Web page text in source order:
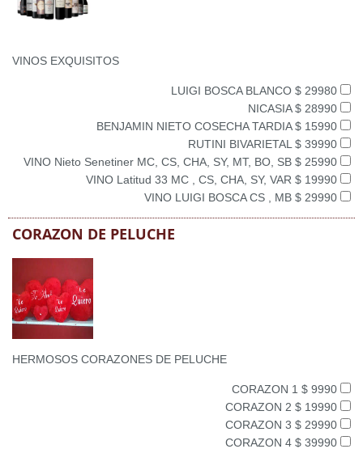
VINOS EXQUISITOS
LUIGI BOSCA BLANCO $ 29980
NICASIA $ 28990
BENJAMIN NIETO COSECHA TARDIA $ 15990
RUTINI BIVARIETAL $ 39990
VINO Nieto Senetiner MC, CS, CHA, SY, MT, BO, SB $ 25990
VINO Latitud 33 MC , CS, CHA, SY, VAR $ 19990
VINO LUIGI BOSCA CS , MB $ 29990
CORAZON DE PELUCHE
HERMOSOS CORAZONES DE PELUCHE
CORAZON 1 $ 9990
CORAZON 2 $ 19990
CORAZON 3 $ 29990
CORAZON 4 $ 39990